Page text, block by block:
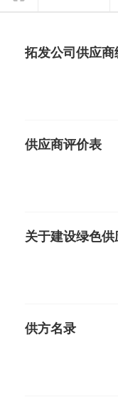
拓发公司供应商
供应商评价表
关于建设绿色
供方名录